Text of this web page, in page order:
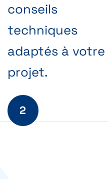
conseils
techniques
adaptés à votre
projet.